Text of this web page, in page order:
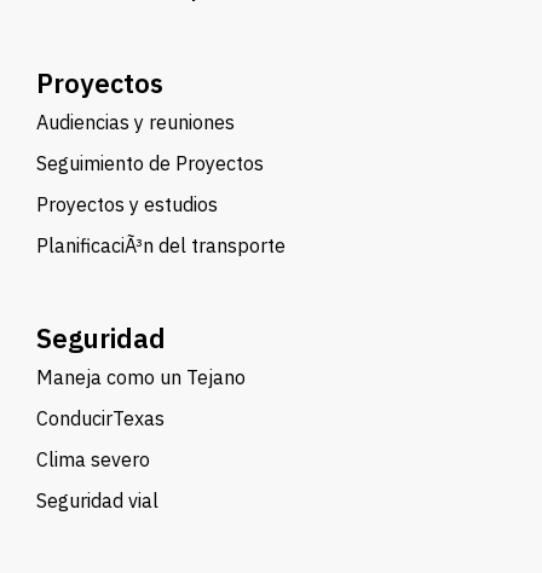
Proyectos
Audiencias y reuniones
Seguimiento de Proyectos
Proyectos y estudios
PlanificaciÃ³n del transporte
Seguridad
Maneja como un Tejano
ConducirTexas
Clima severo
Seguridad vial